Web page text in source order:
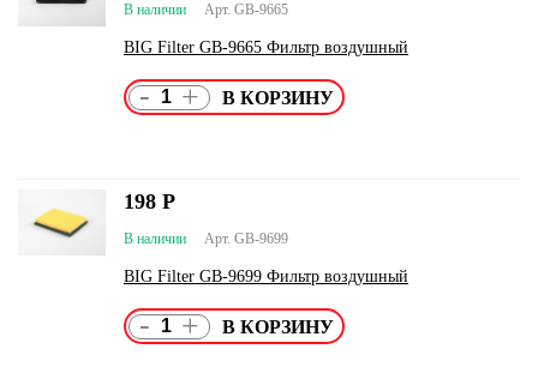
Арт. GB-9665
В наличии
BIG Filter GB-9665 Фильтр воздушный
- +
Арт. GB-9699
В наличии
BIG Filter GB-9699 Фильтр воздушный
198 Р
- +